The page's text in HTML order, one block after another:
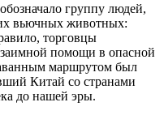
группу людей,
вьючных животных:
торговцы
помощи в опасной
маршрутом был
Китай со странами
до нашей эры.